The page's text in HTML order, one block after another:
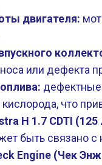
двигателя:
или дефекта
дефектные
что
H 1.7 CDTI (125
быть связано с
Engine (Чек